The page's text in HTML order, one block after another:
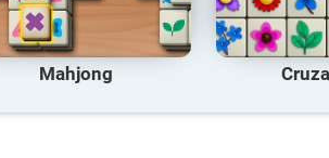
Mahjong